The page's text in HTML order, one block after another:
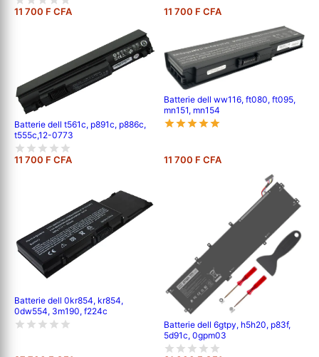
11 700 F CFA 11 700 F CFA
Batterie dell t561c, p891c, p886c,
t555c,12-0773
11 700 F CFA
Batterie dell ww116, ft080, ft095,
mn151, mn154
11 700 F CFA
Batterie dell 0kr854, kr854,
0dw554, 3m190, f224c
Batterie dell 6gtpy, h5h20, p83f,
5d91c, 0gpm03